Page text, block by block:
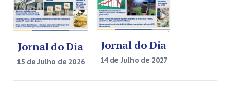
Jornal do Dia
15 de Julho de 2026
Jornal do Dia
14 de Julho de 2027